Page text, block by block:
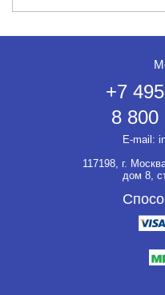
+7
8 800
E-mail:
117198, г.
дом 8,